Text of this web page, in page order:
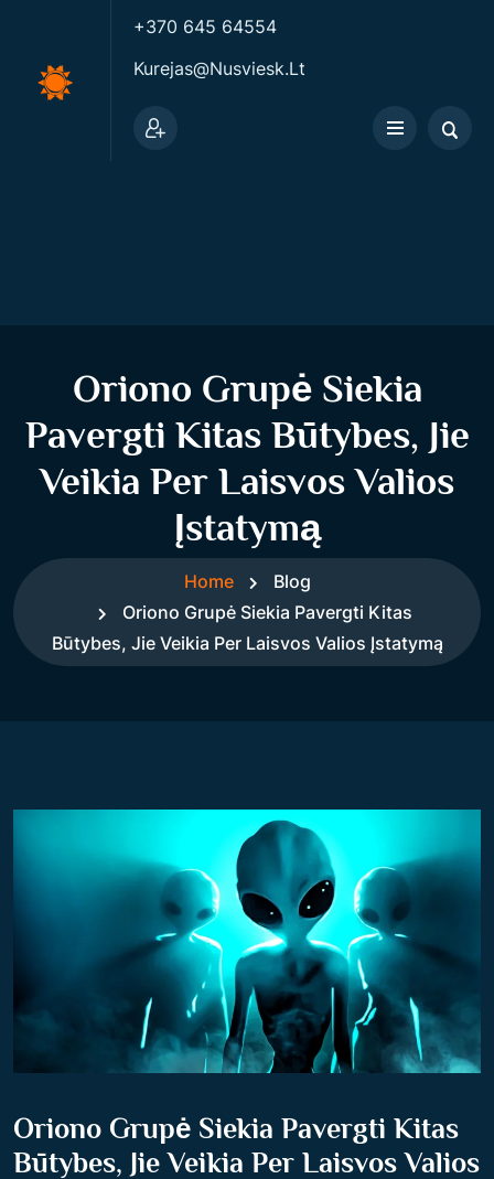
+370 645 64554
Kurejas@nusviesk.lt
Oriono Grupė Siekia
Pavergti Kitas Būtybes, Jie
Veikia Per Laisvos Valios
Įstatymą
Home
Blog
Oriono Grupė Siekia Pavergti Kitas
Būtybes, Jie Veikia Per Laisvos Valios Įstatymą
Oriono Grupė Siekia Pavergti Kitas
Būtybes, Jie Veikia Per Laisvos Valios